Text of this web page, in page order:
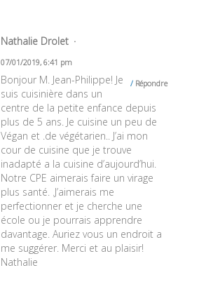
Nathalie Drolet
07/01/2019, 6:41 pm
Répondre
Bonjour M. Jean-Philippe! Je
suis cuisinière dans un
centre de la petite enfance depuis
plus de 5 ans. Je cuisine un peu de
Végan et .de végétarien.. J’ai mon
cour de cuisine que je trouve
inadapté a la cuisine d’aujourd’hui.
Notre CPE aimerais faire un virage
plus santé. .J’aimerais me
perfectionner et je cherche une
école ou je pourrais apprendre
davantage. Auriez vous un endroit a
me suggérer. Merci et au plaisir!
Nathalie